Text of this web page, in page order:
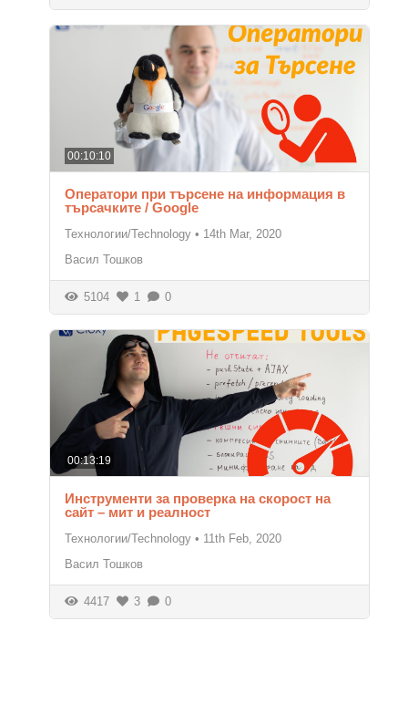
00:10:10
Оператори при търсене на информация в
търсачките / Google
Технологии/Technology • 14th Mar, 2020
Васил Тошков
5104 1 0
00:13:19
Инструменти за проверка на скорост на
сайт – мит и реалност
Технологии/Technology • 11th Feb, 2020
Васил Тошков
4417 3 0